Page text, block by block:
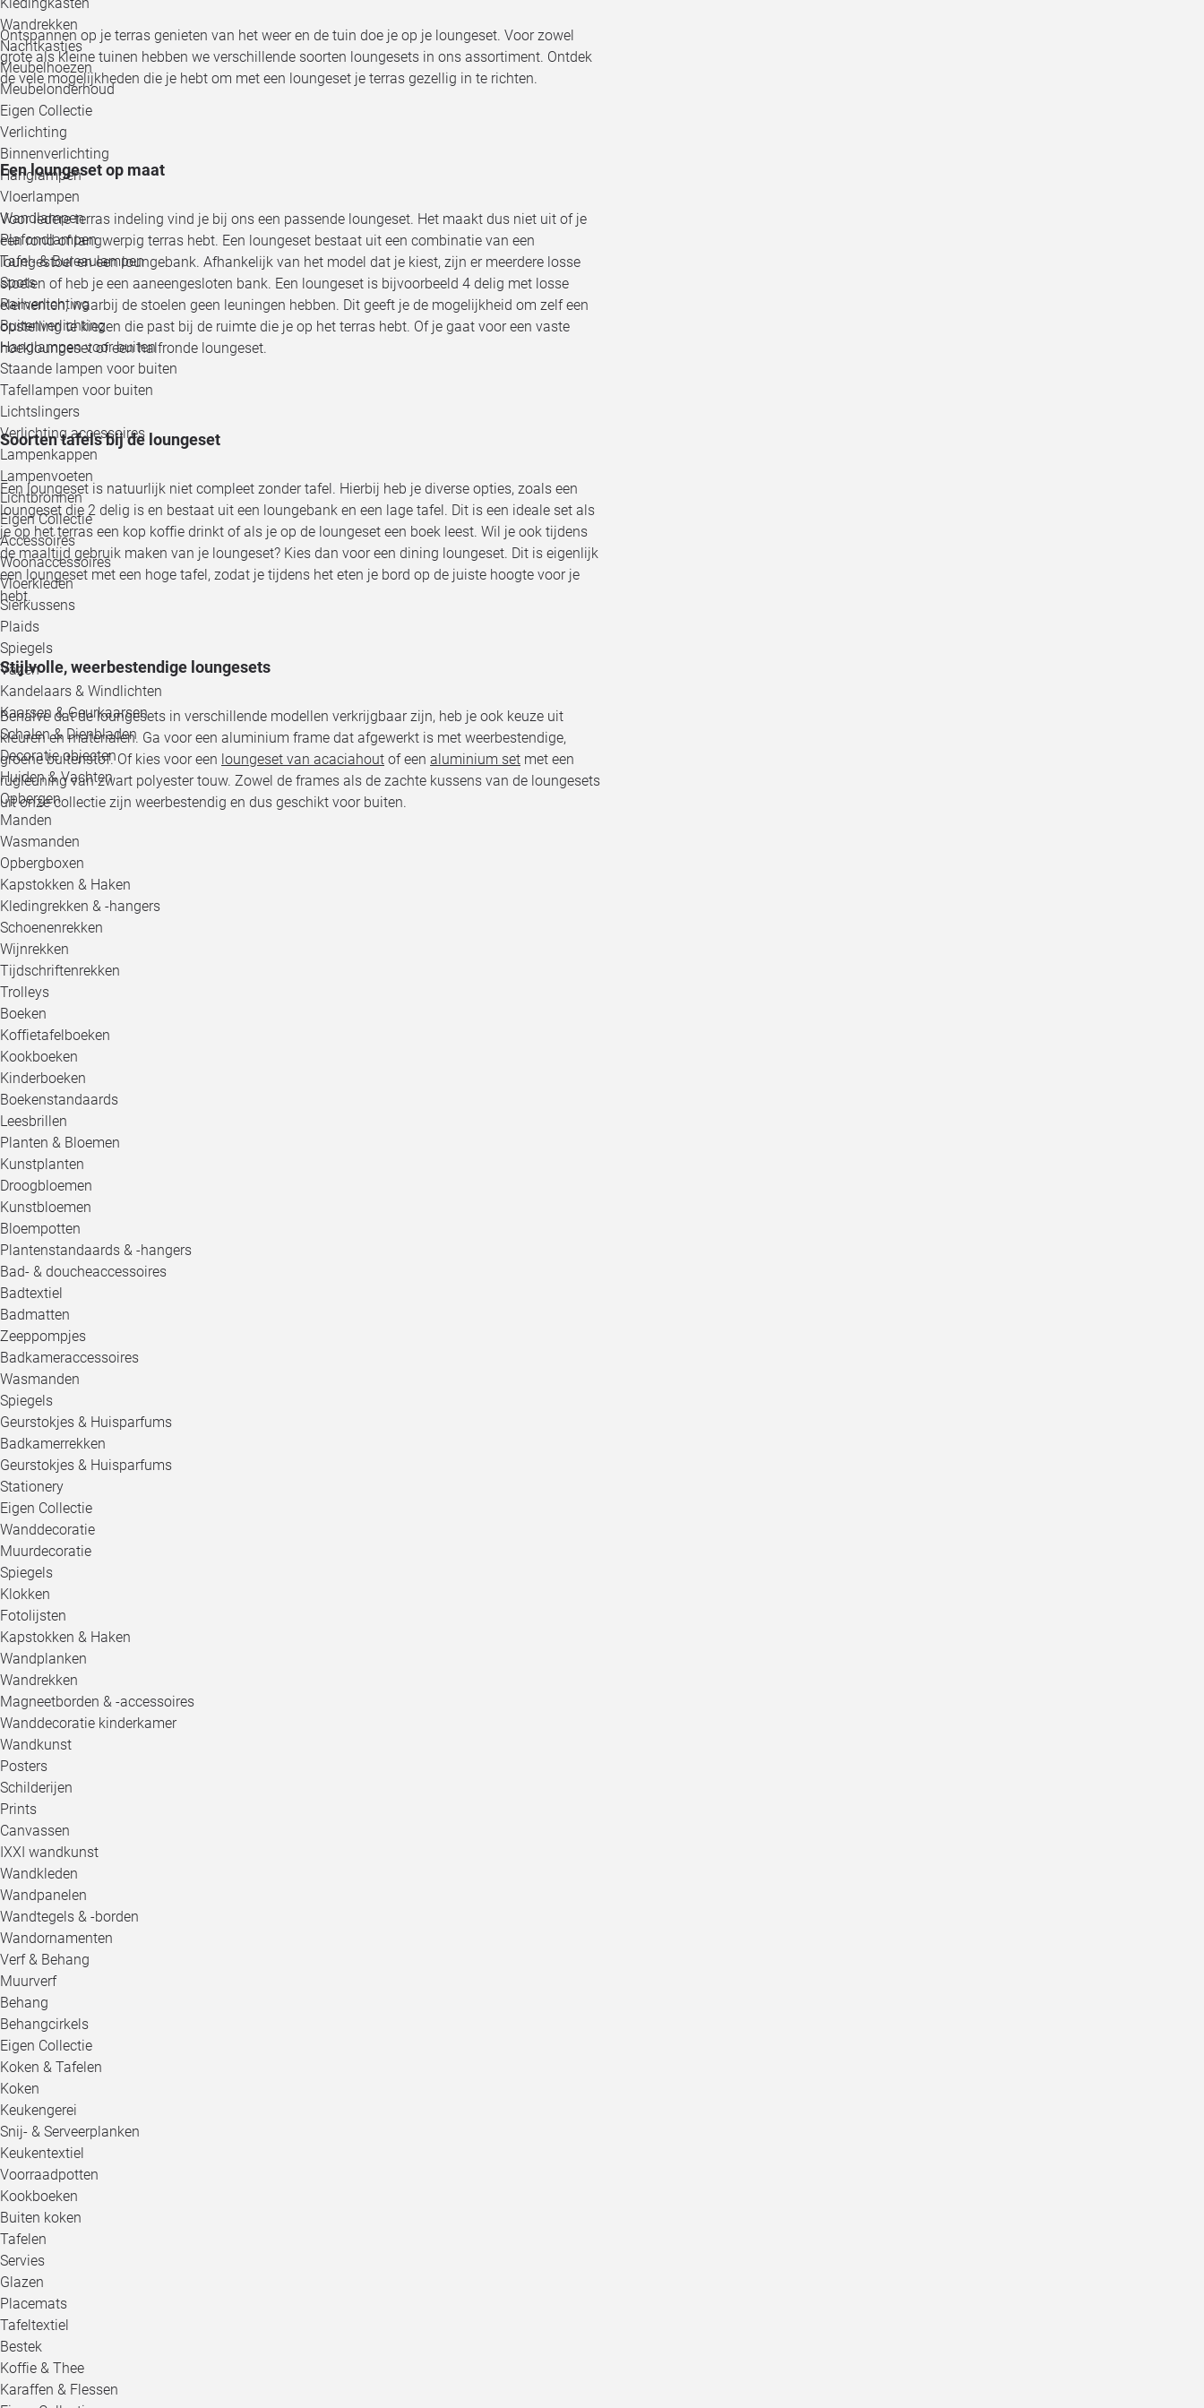
Wandrekken
Nachtkastjes
Meubelhoezen
Meubelonderhoud
Eigen Collectie
Verlichting
Binnenverlichting
Hanglampen
Vloerlampen
Wandlampen
Plafondlampen
Tafel- & Bureaulampen
Spots
Railverlichting
Buitenverlichting
Hanglampen voor buiten
Staande lampen voor buiten
Tafellampen voor buiten
Lichtslingers
Verlichting accessoires
Lampenkappen
Lampenvoeten
Lichtbronnen
Eigen Collectie
Accessoires
Woonaccessoires
Vloerkleden
Sierkussens
Plaids
Spiegels
Vazen
Kandelaars & Windlichten
Kaarsen & Geurkaarsen
Schalen & Dienbladen
Decoratie objecten
Huiden & Vachten
Opbergen
Manden
Wasmanden
Opbergboxen
Kapstokken & Haken
Kledingrekken & -hangers
Schoenenrekken
Wijnrekken
Tijdschriftenrekken
Trolleys
Boeken
Koffietafelboeken
Kookboeken
Kinderboeken
Boekenstandaards
Leesbrillen
Planten & Bloemen
Kunstplanten
Droogbloemen
Kunstbloemen
Bloempotten
Plantenstandaards & -hangers
Bad- & doucheaccessoires
Badtextiel
Badmatten
Zeeppompjes
Badkameraccessoires
Wasmanden
Spiegels
Geurstokjes & Huisparfums
Badkamerrekken
Geurstokjes & Huisparfums
Stationery
Eigen Collectie
Wanddecoratie
Muurdecoratie
Spiegels
Klokken
Fotolijsten
Kapstokken & Haken
Wandplanken
Wandrekken
Magneetborden & -accessoires
Wanddecoratie kinderkamer
Wandkunst
Posters
Schilderijen
Prints
Canvassen
IXXI wandkunst
Wandkleden
Wandpanelen
Wandtegels & -borden
Wandornamenten
Verf & Behang
Muurverf
Behang
Behangcirkels
Eigen Collectie
Koken & Tafelen
Koken
Keukengerei
Snij- & Serveerplanken
Keukentextiel
Voorraadpotten
Kookboeken
Buiten koken
Tafelen
Servies
Glazen
Placemats
Tafeltextiel
Bestek
Koffie & Thee
Karaffen & Flessen
Ontspannen op je terras genieten van het weer en de tuin doe je op je loungeset. Voor zowel
grote als kleine tuinen hebben we verschillende soorten loungesets in ons assortiment. Ontdek
de vele mogelijkheden die je hebt om met een loungeset je terras gezellig in te richten.
Een loungeset op maat
Voor iedere terras indeling vind je bij ons een passende loungeset. Het maakt dus niet uit of je
een rond of langwerpig terras hebt. Een loungeset bestaat uit een combinatie van een
loungestoel en een loungebank. Afhankelijk van het model dat je kiest, zijn er meerdere losse
stoelen of heb je een aaneengesloten bank. Een loungeset is bijvoorbeeld 4 delig met losse
elementen, waarbij de stoelen geen leuningen hebben. Dit geeft je de mogelijkheid om zelf een
opstelling te kiezen die past bij de ruimte die je op het terras hebt. Of je gaat voor een vaste
hoekloungeset of een halfronde loungeset.
Soorten tafels bij de loungeset
Een loungeset is natuurlijk niet compleet zonder tafel. Hierbij heb je diverse opties, zoals een
loungeset die 2 delig is en bestaat uit een loungebank en een lage tafel. Dit is een ideale set als
je op het terras een kop koffie drinkt of als je op de loungeset een boek leest. Wil je ook tijdens
de maaltijd gebruik maken van je loungeset? Kies dan voor een dining loungeset. Dit is eigenlijk
een loungeset met een hoge tafel, zodat je tijdens het eten je bord op de juiste hoogte voor je
hebt.
Stijlvolle, weerbestendige loungesets
Behalve dat de loungesets in verschillende modellen verkrijgbaar zijn, heb je ook keuze uit
kleuren en materialen. Ga voor een aluminium frame dat afgewerkt is met weerbestendige,
groene buitenstof. Of kies voor een loungeset van acaciahout of een aluminium set met een
rugleuning van zwart polyester touw. Zowel de frames als de zachte kussens van de loungesets
uit onze collectie zijn weerbestendig en dus geschikt voor buiten.